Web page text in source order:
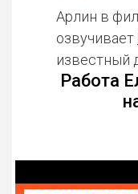
Арлин в
озвучивает
известный
Работа